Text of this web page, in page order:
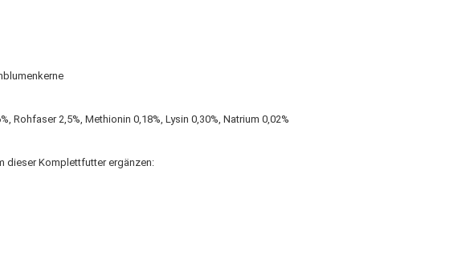
Rohfaser 2,5%, Methionin 0,18%, Lysin 0,30%, Natrium 0,02%
dieser Komplettfutter ergänzen: